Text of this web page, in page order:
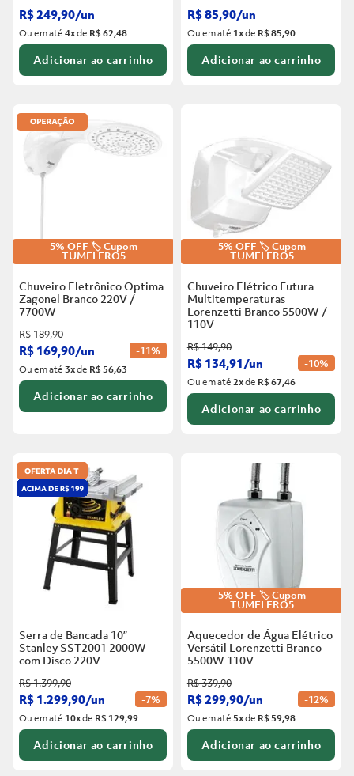
R$249,90/un
Ou em até4xde R$ 62,48
Adicionar ao carrinho
R$85,90/un
Ou em até 1xde R$ 85,90
Adicionar ao carrinho
5% OFF 🏷️ Cupom
TUMELERO5
Chuveiro Eletrônico Optima
Zagonel Branco 220V /
7700W
R$189,90
R$ 169,90/un -11%
Ou em até3xde R$ 56,63
Adicionar ao carrinho
5% OFF 🏷️ Cupom
TUMELERO5
Chuveiro Elétrico Futura
Multitemperaturas
Lorenzetti Branco 5500W /
110V
R$149,90
R$ 134,91/un -10%
Ou em até2xde R$ 67,46
Adicionar ao carrinho
Serra de Bancada 10”
Stanley SST2001 2000W
com Disco 220V
R$1.399,90
R$ 1.299,90/un -7%
Ou em até 10xde R$ 129,99
Adicionar ao carrinho
5% OFF 🏷️ Cupom
TUMELERO5
Aquecedor de Água Elétrico
Versátil Lorenzetti Branco
5500W 110V
R$339,90
R$299,90/un -12%
Ou em até5xde R$ 59,98
Adicionar ao carrinho